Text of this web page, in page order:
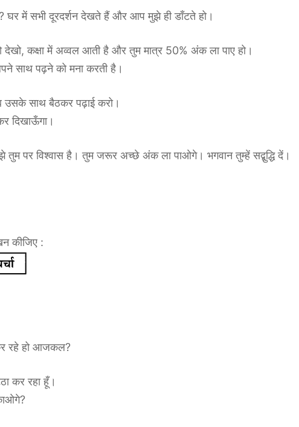
घर में सभी दूरदर्शन देखते हैं और आप मुझे ही डाँटते हो।
देखो, कक्षा में अव्वल आती है और तुम मात्र 50% अंक ला पाए हो।
साथ पढ़ने को मना करती है।
उसके साथ बैठकर पढ़ाई करो।
दिखाऊँगा।
पर विश्वास है। तुम जरूर अच्छे अंक ला पाओगे। भगवान तुम्हें सद्बुद्धि दें।
कीजिए :
रहे हो आजकल?
कर रहा हूँ।